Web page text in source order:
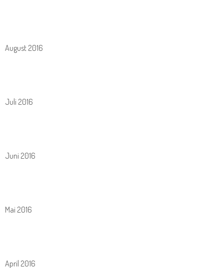
August 2016
Juli 2016
Juni 2016
Mai 2016
April 2016